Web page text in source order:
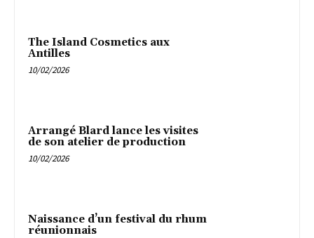
The Island Cosmetics aux
Antilles
10/02/2026
Arrangé Blard lance les visites
de son atelier de production
10/02/2026
Naissance d’un festival du rhum
réunionnais